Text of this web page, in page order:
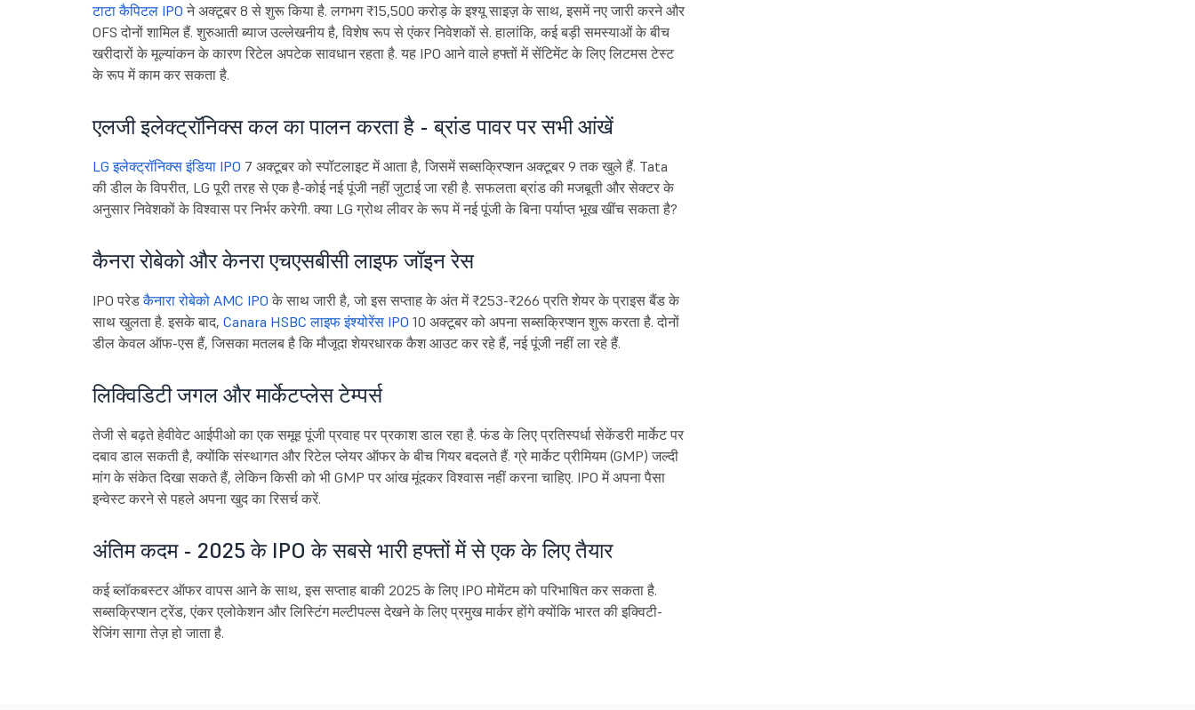
टाटा कैपिटल IPO ने अक्टूबर 8 से शुरू किया है. लगभग ₹15,500 करोड़ के इश्यू साइज़ के साथ, इसमें नए जारी करने और
OFS दोनों शामिल हैं. शुरुआती ब्याज उल्लेखनीय है, विशेष रूप से एंकर निवेशकों से. हालांकि, कई बड़ी समस्याओं के बीच
खरीदारों के मूल्यांकन के कारण रिटेल अपटेक सावधान रहता है. यह IPO आने वाले हफ्तों में सेंटिमेंट के लिए लिटमस टेस्ट
के रूप में काम कर सकता है.
एलजी इलेक्ट्रॉनिक्स कल का पालन करता है - ब्रांड पावर पर सभी आंखें
LG इलेक्ट्रॉनिक्स इंडिया IPO 7 अक्टूबर को स्पॉटलाइट में आता है, जिसमें सब्सक्रिप्शन अक्टूबर 9 तक खुले हैं. Tata
की डील के विपरीत, LG पूरी तरह से एक है-कोई नई पूंजी नहीं जुटाई जा रही है. सफलता ब्रांड की मजबूती और सेक्टर के
अनुसार निवेशकों के विश्वास पर निर्भर करेगी. क्या LG ग्रोथ लीवर के रूप में नई पूंजी के बिना पर्याप्त भूख खींच सकता है?
कैनरा रोबेको और केनरा एचएसबीसी लाइफ जॉइन रेस
IPO परेडकैनारा रोबेको AMC IPO के साथ जारी है, जो इस सप्ताह के अंत में ₹253-₹266 प्रति शेयर के प्राइस बैंड के
साथ खुलता है. इसके बाद, Canara HSBC लाइफ इंश्योरेंस IPO 10 अक्टूबर को अपना सब्सक्रिप्शन शुरू करता है. दोनों
डील केवल ऑफ-एस हैं, जिसका मतलब है कि मौजूदा शेयरधारक कैश आउट कर रहे हैं, नई पूंजी नहीं ला रहे हैं.
लिक्विडिटी जगल और मार्केटप्लेस टेम्पर्स
तेजी से बढ़ते हेवीवेट आईपीओ का एक समूह पूंजी प्रवाह पर प्रकाश डाल रहा है. फंड के लिए प्रतिस्पर्धा सेकेंडरी मार्केट पर
दबाव डाल सकती है, क्योंकि संस्थागत और रिटेल प्लेयर ऑफर के बीच गियर बदलते हैं. ग्रे मार्केट प्रीमियम (GMP) जल्दी
मांग के संकेत दिखा सकते हैं, लेकिन किसी को भी GMP पर आंख मूंदकर विश्वास नहीं करना चाहिए. IPO में अपना पैसा
इन्वेस्ट करने से पहले अपना खुद का रिसर्च करें.
अंतिम कदम - 2025 के IPO के सबसे भारी हफ्तों में से एक के लिए तैयार
कई ब्लॉकबस्टर ऑफर वापस आने के साथ, इस सप्ताह बाकी 2025 के लिए IPO मोमेंटम को परिभाषित कर सकता है.
सब्सक्रिप्शन ट्रेंड, एंकर एलोकेशन और लिस्टिंग मल्टीपल्स देखने के लिए प्रमुख मार्कर होंगे क्योंकि भारत की इक्विटी-
रेजिंग सागा तेज़ हो जाता है.